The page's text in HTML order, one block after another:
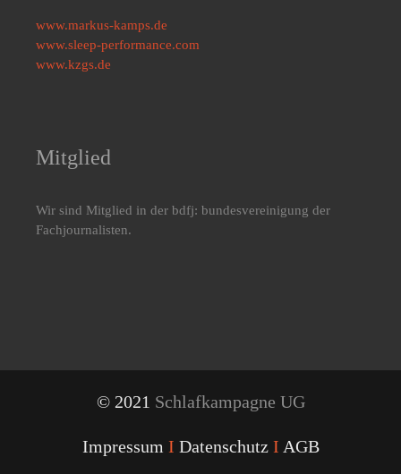
www.markus-kamps.de
www.sleep-performance.com
www.kzgs.de
Mitglied
Wir sind Mitglied in der bdfj: bundesvereinigung der
Fachjournalisten.
© 2021 Schlafkampagne UG
Impressum I Datenschutz I AGB